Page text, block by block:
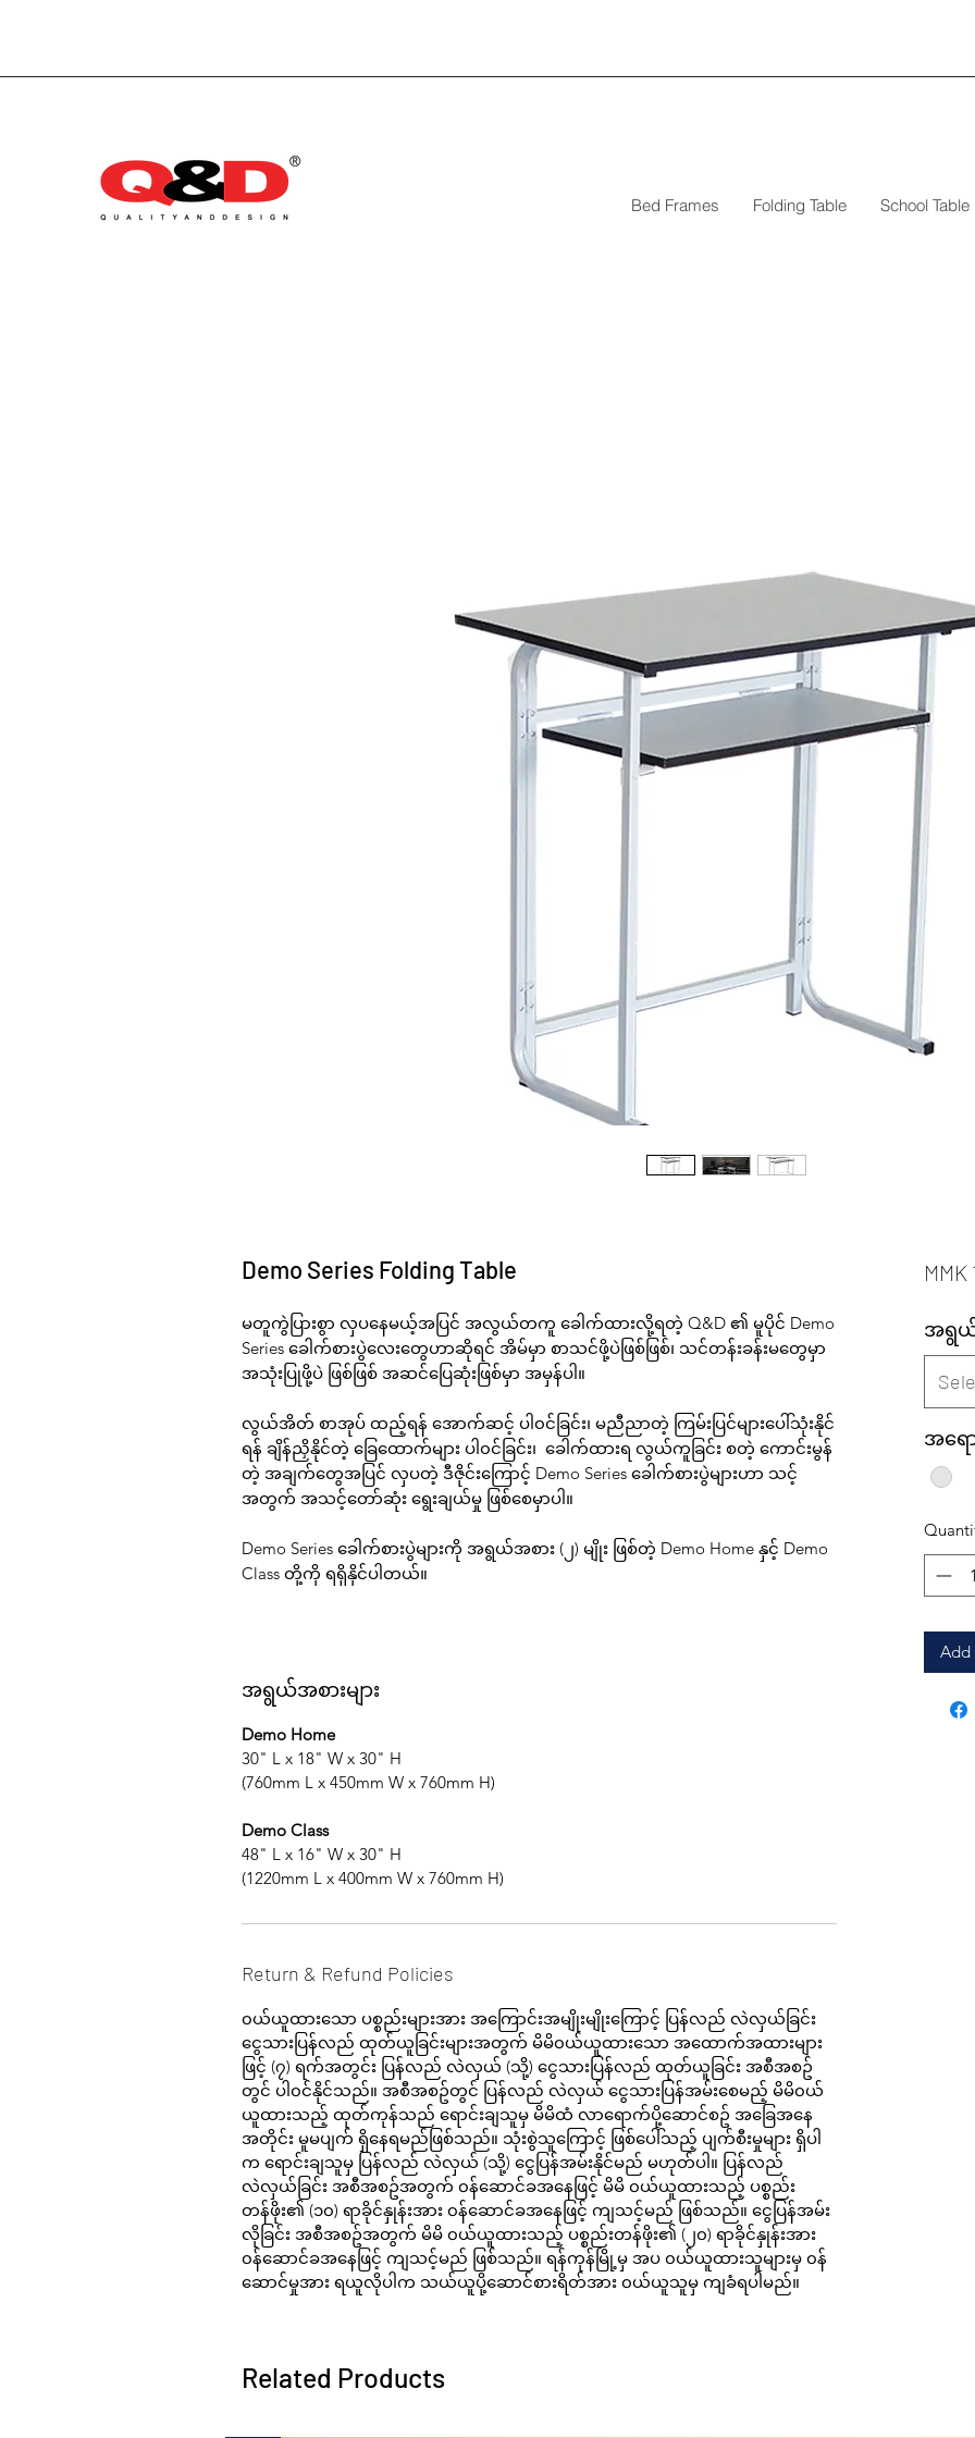
Bed Frames Folding Table School Table
Demo Series Folding Table
မတူကွဲပြားစွာ လှပနေမယ့်အပြင် အလွယ်တကူ ခေါက်ထားလို့ရတဲ့ Q&D ၏ မူပိုင် Demo
Series ခေါက်စားပွဲလေးတွေဟာဆိုရင် အိမ်မှာ စာသင်ဖို့ပဲဖြစ်ဖြစ်၊ သင်တန်းခန်းမတွေမှာ
အသုံးပြုဖို့ပဲ ဖြစ်ဖြစ် အဆင်ပြေဆုံးဖြစ်မှာ အမှန်ပါ။
လွယ်အိတ် စာအုပ် ထည့်ရန် အောက်ဆင့် ပါ၀င်ခြင်း၊ မညီညာတဲ့ ကြမ်းပြင်များပေါ်သုံးနိုင်
ရန် ချိန်ညှိနိုင်တဲ့ ခြေထောက်များ ပါ၀င်ခြင်း၊ ခေါက်ထားရ လွယ်ကူခြင်း စတဲ့ ကောင်းမွန်
တဲ့ အချက်တွေအပြင် လှပတဲ့ ဒီဇိုင်းကြောင့် Demo Series ခေါက်စားပွဲများဟာ သင့်
အတွက် အသင့်တော်ဆုံး ရွေးချယ်မှု ဖြစ်စေမှာပါ။
Demo Series ခေါက်စားပွဲများကို အရွယ်အစား (၂) မျိုး ဖြစ်တဲ့ Demo Home နှင့် Demo
Class တို့ကို ရရှိနိုင်ပါတယ်။
အရွယ်အစားများ
Demo Home
30" L x 18" W x 30" H
(760mm L x 450mm W x 760mm H)
Demo Class
48" L x 16" W x 30" H
(1220mm L x 400mm W x 760mm H)
Return & Refund Policies
၀ယ်ယူထားသော ပစ္စည်းများအား အကြောင်းအမျိုးမျိုးကြောင့် ပြန်လည် လဲလှယ်ခြင်း
ငွေသားပြန်လည် ထုတ်ယူခြင်းများအတွက် မိမိ၀ယ်ယူထားသော အထောက်အထားများ
ဖြင့် (၇) ရက်အတွင်း ပြန်လည် လဲလှယ် (သို့) ငွေသားပြန်လည် ထုတ်ယူခြင်း အစီအစဥ်
တွင် ပါ၀င်နိုင်သည်။ အစီအစဥ်တွင် ပြန်လည် လဲလှယ် ငွေသားပြန်အမ်းစေမည့် မိမိ၀ယ်
ယူထားသည့် ထုတ်ကုန်သည် ‌ရောင်းချသူမှ မိမိထံ လာရောက်ပို့ဆောင်စဥ် အခြေအနေ
အတိုင်း မူမပျက် ရှိနေရမည်ဖြစ်သည်။ သုံးစွဲသူကြောင့် ဖြစ်ပေါ်သည့် ပျက်စီးမှုများ ရှိပါ
က ရောင်းချသူမှ ပြန်လည် လဲလှယ် (သို့) ငွေပြန်အမ်းနိုင်မည် မဟုတ်ပါ။ ပြန်လည်
လဲလှယ်ခြင်း အစီအစဥ်အတွက် ၀န်ဆောင်ခအနေဖြင့် မိမိ ၀ယ်ယူထားသည့် ပစ္စည်း
တန်ဖိုး၏ (၁၀) ရာခိုင်နှုန်းအား ၀န်ဆောင်ခအနေဖြင့် ကျသင့်မည် ဖြစ်သည်။ ငွေပြန်အမ်း
လိုခြင်း အစီအစဥ်အတွက် မိမိ ၀ယ်ယူထားသည့် ပစ္စည်းတန်ဖိုး၏ (၂၀) ရာခိုင်နှုန်းအား
၀န်ဆောင်ခအနေဖြင့် ကျသင့်မည် ဖြစ်သည်။ ရန်ကုန်မြို့မှ အပ ၀ယ်ယူထားသူများမှ ၀န်
ဆောင်မှုအား ရယူလိုပါက သယ်ယူပို့ဆောင်စားရိတ်အား ၀ယ်ယူသူမှ ကျခံရပါမည်။
အရွယ်
အရေ
Add
Related Products